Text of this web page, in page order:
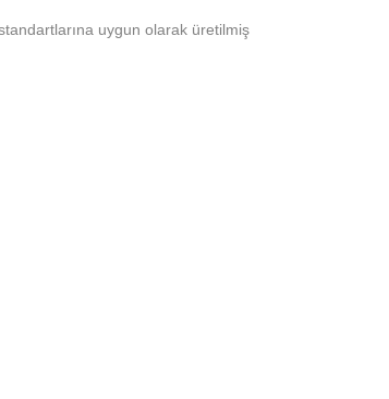
uygun olarak üretilmiş